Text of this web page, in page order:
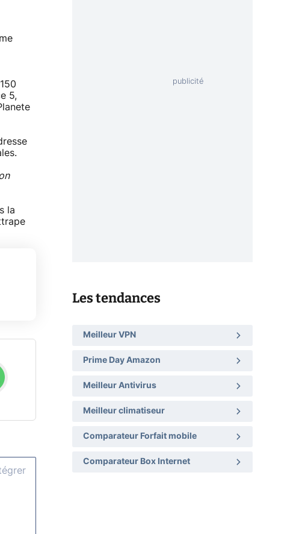
5,
la
Les tendances
Meilleur VPN
Prime Day Amazon
Meilleur Antivirus
Meilleur climatiseur
Comparateur Forfait mobile
Comparateur Box Internet